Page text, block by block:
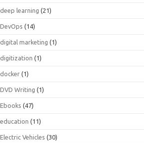
deep learning (21)
DevOps (14)
digital marketing (1)
digitization (1)
docker (1)
DVD Writing (1)
Ebooks (47)
education (11)
Electric Vehicles (30)